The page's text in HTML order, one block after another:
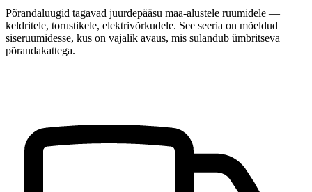
Põrandaluugid tagavad juurdepääsu maa-alustele ruumidele —
keldritele, torustikele, elektrivõrkudele. See seeria on mõeldud
siseruumidesse, kus on vajalik avaus, mis sulandub ümbritseva
põrandakattega.